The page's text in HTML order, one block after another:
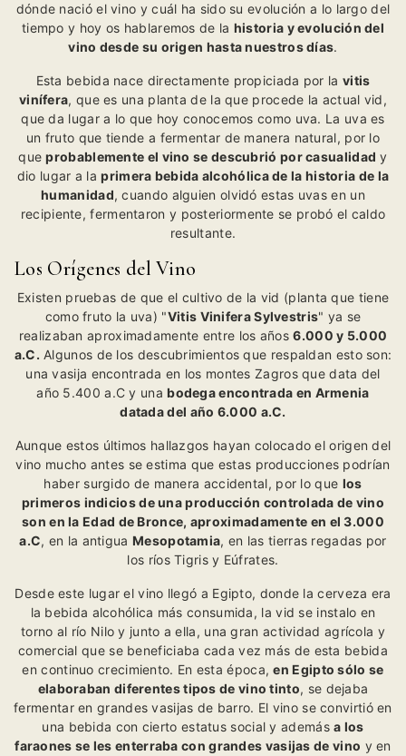
dónde nació el vino y cuál ha sido su evolución a lo largo del
tiempo y hoy os hablaremos de la historia y evolución del
vino desde su origen hasta nuestros días.
Esta bebida nace directamente propiciada por la vitis
vinífera, que es una planta de la que procede la actual vid,
que da lugar a lo que hoy conocemos como uva. La uva es
un fruto que tiende a fermentar de manera natural, por lo
que probablemente el vino se descubrió por casualidad y
dio lugar a la primera bebida alcohólica de la historia de la
humanidad, cuando alguien olvidó estas uvas en un
recipiente, fermentaron y posteriormente se probó el caldo
resultante.
Los Orígenes del Vino
Existen pruebas de que el cultivo de la vid (planta que tiene
como fruto la uva) "Vitis Vinifera Sylvestris" ya se
realizaban aproximadamente entre los años 6.000 y 5.000
a.C. Algunos de los descubrimientos que respaldan esto son:
una vasija encontrada en los montes Zagros que data del
año 5.400 a.C y una bodega encontrada en Armenia
datada del año 6.000 a.C.
Aunque estos últimos hallazgos hayan colocado el origen del
vino mucho antes se estima que estas producciones podrían
haber surgido de manera accidental, por lo que los
primeros indicios de una producción controlada de vino
son en la Edad de Bronce, aproximadamente en el 3.000
a.C, en la antigua Mesopotamia, en las tierras regadas por
los ríos Tigris y Eúfrates.
Desde este lugar el vino llegó a Egipto, donde la cerveza era
la bebida alcohólica más consumida, la vid se instalo en
torno al río Nilo y junto a ella, una gran actividad agrícola y
comercial que se beneficiaba cada vez más de esta bebida
en continuo crecimiento. En esta época, en Egipto sólo se
elaboraban diferentestipos de vino tinto, se dejaba
fermentar en grandes vasijas de barro. El vino se convirtió en
una bebida con cierto estatus social y además a los
faraones se les enterraba con grandes vasijas de vino y en